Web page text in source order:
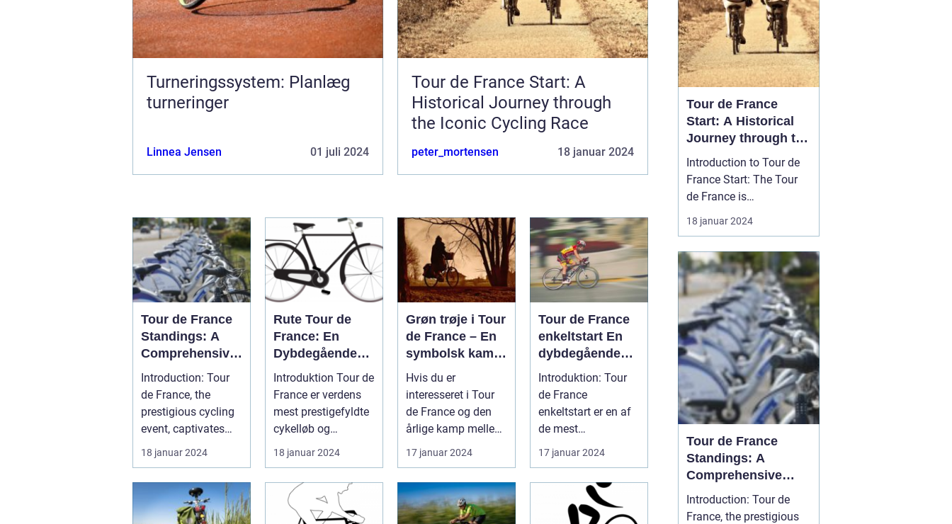
Turneringssystem: Planlæg
turneringer
Linnea Jensen 01 juli 2024
Tour de France Start: A
Historical Journey through
the Iconic Cycling Race
peter_mortensen 18 januar 2024
Tour de France
Standings: A
Comprehensive
Guide for
Cycling
Enthusiasts
Introduction: Tour
de France, the
prestigious cycling
event, captivates
sports enthusiasts
worldwid...
18 januar 2024
Rute Tour de
France: En
Dybdegående
Gennemgang af
Den Mest
Prestigefyldte
Cykelløbsrute i
Verden
Introduktion Tour de
France er verdens
mest prestigefyldte
cykelløb og
tiltrækker hvert år
millioner...
18 januar 2024
Grøn trøje i Tour
de France – En
symbolsk kamp
om point
Hvis du er
interesseret i Tour
de France og den
årlige kamp mellem
verdens bedste
cykelryttere, har ...
17 januar 2024
Tour de France
enkeltstart En
dybdegående
analyse af den
ultimative test af
rytteres
individuelle
Introduktion: Tour
de France
enkeltstart er en af
de mest
prestigefyldte
discipliner inden for
prof...
17 januar 2024
Tour de France
Start: A Historical
Journey through the
Iconic Cycling Race
Introduction to Tour de
France Start: The Tour
de France is
undoubtedly one of the
most prestigious and
the world. Each year,
professional cyclists
from around the globe
gather for this epic
event, showcasing their
endurance...
18 januar 2024
Tour de France
Standings: A
Comprehensive
Guide for Cycling
Enthusiasts
Introduction: Tour de
France, the prestigious